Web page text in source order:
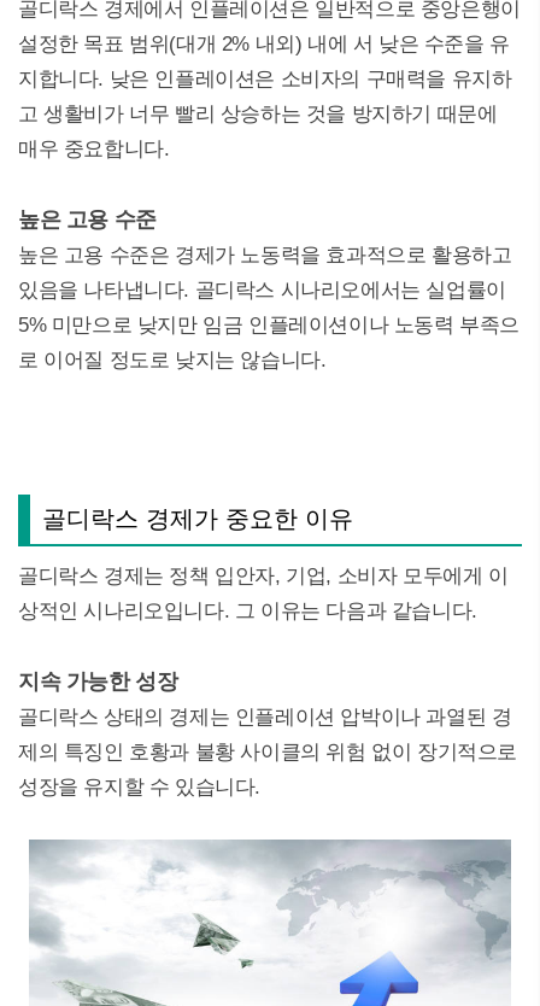
골디락스 경제에서 인플레이션은 일반적으로 중앙은행이
설정한 목표 범위(대개 2% 내외) 내에 서 낮은 수준을 유
지합니다. 낮은 인플레이션은 소비자의 구매력을 유지하
고 생활비가 너무 빨리 상승하는 것을 방지하기 때문에
매우 중요합니다.
높은 고용 수준
높은 고용 수준은 경제가 노동력을 효과적으로 활용하고
있음을 나타냅니다. 골디락스 시나리오에서는 실업률이
5% 미만으로 낮지만 임금 인플레이션이나 노동력 부족으
로 이어질 정도로 낮지는 않습니다.
골디락스 경제가 중요한 이유
골디락스 경제는 정책 입안자, 기업, 소비자 모두에게 이
상적인 시나리오입니다. 그 이유는 다음과 같습니다.
지속 가능한 성장
골디락스 상태의 경제는 인플레이션 압박이나 과열된 경
제의 특징인 호황과 불황 사이클의 위험 없이 장기적으로
성장을 유지할 수 있습니다.